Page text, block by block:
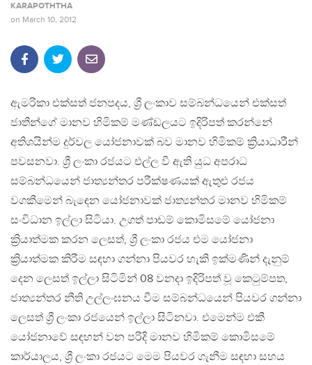
KARAPOTHTHA
on March 10, 2012
ඇමරිකා එක්සත් ජනපදය, ශ්‍රී ලංකාව සම්බන්ධයෙන් එක්සත්
ජාතීන්ගේ මානව හිමිකම් මණ්ඩලයට ඉදිරිපත් කරන්නේ
අතිශයින්ම දුර්වල යෝජනාවක් බව මානව හිමිකම් ක්‍රියාධාරීන්
පවසනවා. ශ්‍රී ලංකා රජයට එල්ල වී ඇති යුධ අපරාධ
සම්බන්ධයෙන් ජාත්‍යන්තර පරීක්ෂණයක් ඇතුළු රජය
වගකීමෙන් බැඳෙන යෝජනාවක් ජාත්‍යන්තර මානව හිමිකම්
සංවිධාන ඉල්ලා සිටියා. උගත් පාඩම් කොමිසමේ යෝජනා
ක්‍රියාත්මක කරන ලෙසත්, ශ්‍රී ලංකා රජය එම යෝජනා
ක්‍රියාත්මක කිරීම සඳහා ගන්නා පියවර හැකි ඉක්මණින් දැනුම්
දෙන ලෙසත් ඉල්ලා සිටිමින් 08 වනදා ඉදිරිපත් වූ කෙටුම්පත,
ජාත්‍යන්තර නීති උල්ලංඝනය වීම සම්බන්ධයෙන් පියවර ගන්නා
ලෙසත් ශ්‍රී ලංකා රජයෙන් ඉල්ලා සිටිනවා. එමෙන්ම එකී
යෝජනාවේ සඳහන් වන පරිදි මානව හිමිකම් කොමිසමේ
කාර්යාලය, ශ්‍රී ලංකා රජයට මෙම පියවර ගැනීම සඳහා සහය